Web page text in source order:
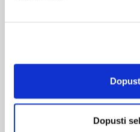
Dopusti
Bolji uvjeti za buduće
Hrvatska komora primalja (HKP)